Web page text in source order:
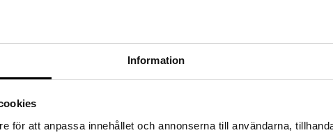
Information
för att anpassa innehållet och annonserna till användarna,
hinnoilla!
31.8.2026 asti mutta ole nopea -
voivat päästä loppumaan!